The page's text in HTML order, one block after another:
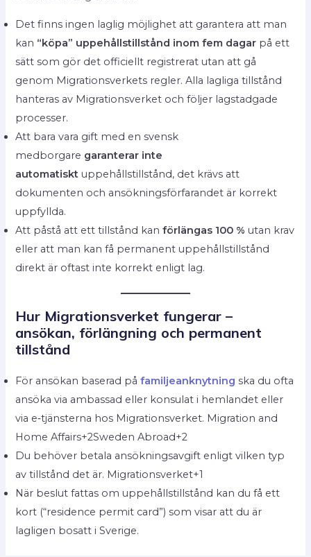
Det finns ingen laglig möjlighet att garantera att man
kan “köpa” uppehållstillstånd inom fem dagar på ett
sätt som gör det officiellt registrerat utan att gå
genom Migrationsverkets regler. Alla lagliga tillstånd
hanteras av Migrationsverket och följer lagstadgade
processer.
Att bara vara gift med en svensk
medborgare garanterar inte
automatiskt uppehållstillstånd, det krävs att
dokumenten och ansökningsförfarandet är korrekt
uppfyllda.
Att påstå att ett tillstånd kanförlängas 100 % utan krav
eller att man kan få permanent uppehållstillstånd
direkt är oftast inte korrekt enligt lag.
Hur Migrationsverket fungerar –
ansökan, förlängning och permanent
tillstånd
För ansökan baserad påfamiljeanknytning ska du ofta
ansöka via ambassad eller konsulat i hemlandet eller
via e‑tjänsterna hos Migrationsverket. Migration and
Home Affairs+2Sweden Abroad+2
Du behöver betala ansökningsavgift enligt vilken typ
av tillstånd det är. Migrationsverket+1
När beslut fattas om uppehållstillstånd kan du få ett
kort (“residence permit card”) som visar att du är
lagligen bosatt i Sverige.